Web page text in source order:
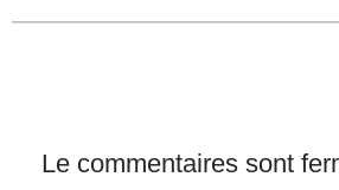
Le commentaires sont